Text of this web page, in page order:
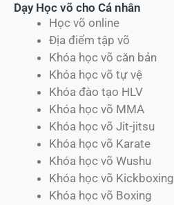
Dạy Học võ cho Cá nhân
Học võ online
Địa điểm tập võ
Khóa học võ căn bản
Khóa học võ tự vệ
Khóa đào tạo HLV
Khóa học võ MMA
Khóa học võ Jit-jitsu
Khóa học võ Karate
Khóa học võ Wushu
Khóa học võ Kickboxing
Khóa học võ Boxing